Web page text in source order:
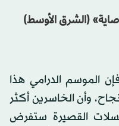
(الشرق الأوسط)
الموسم الدرامي هذا
وأن الخاسرين أكثر
القصيرة ستفرض